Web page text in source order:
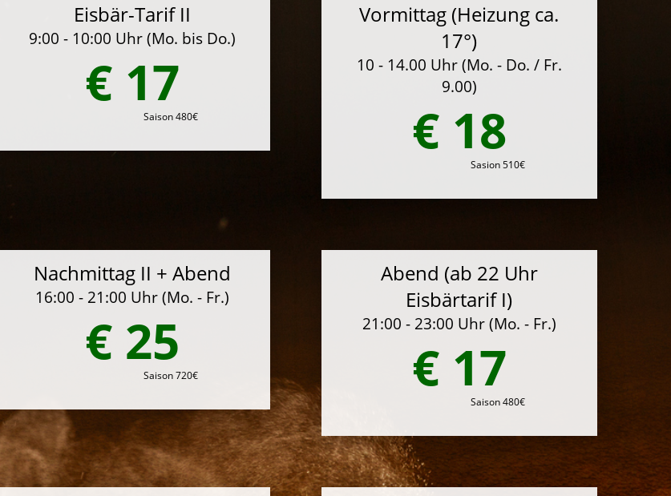
Eisbär-Tarif II
9:00 - 10:00 Uhr (Mo. bis Do.)
€ 17
Saison 480€
Vormittag (Heizung ca.
17°)
10 - 14.00 Uhr (Mo. - Do. / Fr.
9.00)
€ 18
Sasion 510€
Nachmittag II + Abend
16:00 - 21:00 Uhr (Mo. - Fr.)
€ 25
Saison 720€
Abend (ab 22 Uhr
Eisbärtarif I)
21:00 - 23:00 Uhr (Mo. - Fr.)
€ 17
Saison 480€